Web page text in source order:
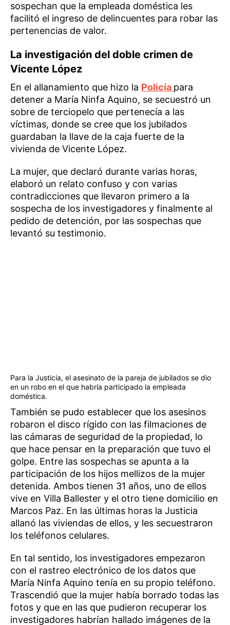
sospechan que la empleada doméstica les
facilitó el ingreso de delincuentes para robar las
pertenencias de valor.
La investigación del doble crimen de
Vicente López
En el allanamiento que hizo la Policía para
detener a María Ninfa Aquino, se secuestró un
sobre de terciopelo que pertenecía a las
víctimas, donde se cree que los jubilados
guardaban la llave de la caja fuerte de la
vivienda de Vicente López.
La mujer, que declaró durante varias horas,
elaboró un relato confuso y con varias
contradicciones que llevaron primero a la
sospecha de los investigadores y finalmente al
pedido de detención, por las sospechas que
levantó su testimonio.
Para la Justicia, el asesinato de la pareja de jubilados se dio
en un robo en el que habría participado la empleada
doméstica.
También se pudo establecer que los asesinos
robaron el disco rígido con las filmaciones de
las cámaras de seguridad de la propiedad, lo
que hace pensar en la preparación que tuvo el
golpe. Entre las sospechas se apunta a la
participación de los hijos mellizos de la mujer
detenida. Ambos tienen 31 años, uno de ellos
vive en Villa Ballester y el otro tiene domicilio en
Marcos Paz. En las últimas horas la Justicia
allanó las viviendas de ellos, y les secuestraron
los teléfonos celulares.
En tal sentido, los investigadores empezaron
con el rastreo electrónico de los datos que
María Ninfa Aquino tenía en su propio teléfono.
Trascendió que la mujer había borrado todas las
fotos y que en las que pudieron recuperar los
investigadores habrían hallado imágenes de la